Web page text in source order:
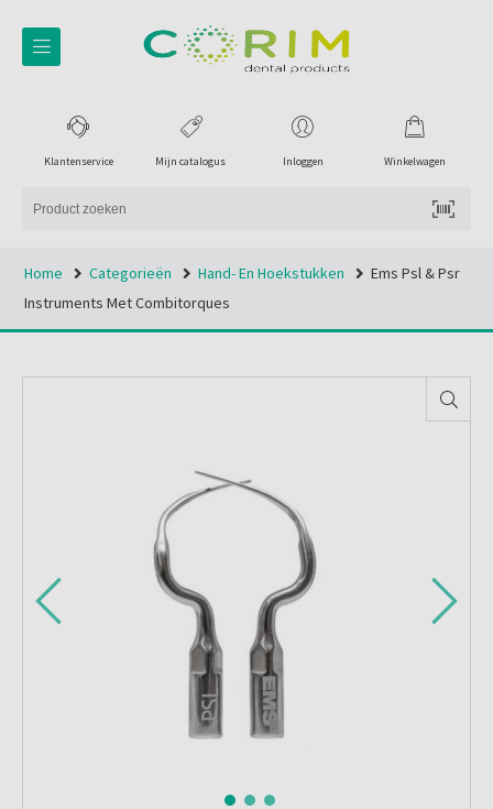
Winkelwagen
Inloggen
Mijn catalogus
Klantenservice
Home Categorieën Hand- En Hoekstukken
Ems Psl & Psr
Instruments Met Combitorques